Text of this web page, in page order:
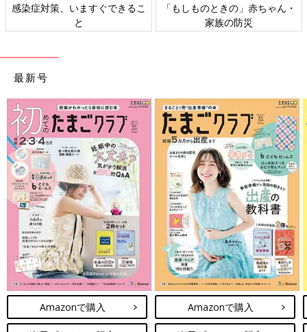
感染症対策、いますぐできるこ
と
「もしものときの」赤ちゃん・
家族の防災
最新号
Amazonで購入 Amazonで購入